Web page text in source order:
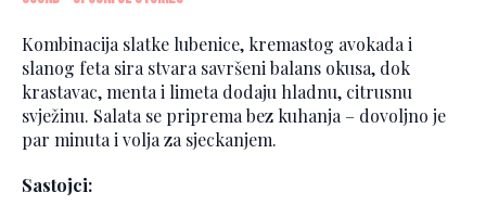
Kombinacija slatke lubenice, kremastog avokada i
slanog feta sira stvara savršeni balans okusa, dok
krastavac, menta i limeta dodaju hladnu, citrusnu
svježinu. Salata se priprema bez kuhanja – dovoljno je
par minuta i volja za sjeckanjem.
Sastojci: